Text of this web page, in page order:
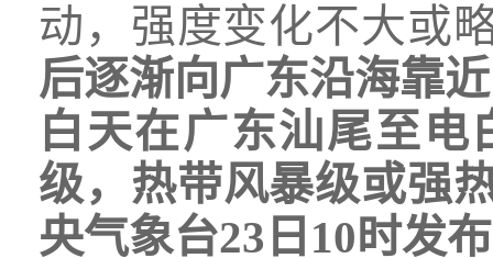
动，强度变化不大或
后逐渐向广东沿海靠近
白天在广东汕尾至电
级，热带风暴级或强
央气象台23日10时发